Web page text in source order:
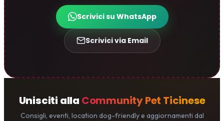
Scrivici su WhatsApp
Scrivici via Email
Unisciti alla Community Pet Ticinese
Consigli, eventi, location dog-friendly e aggiornamenti dal